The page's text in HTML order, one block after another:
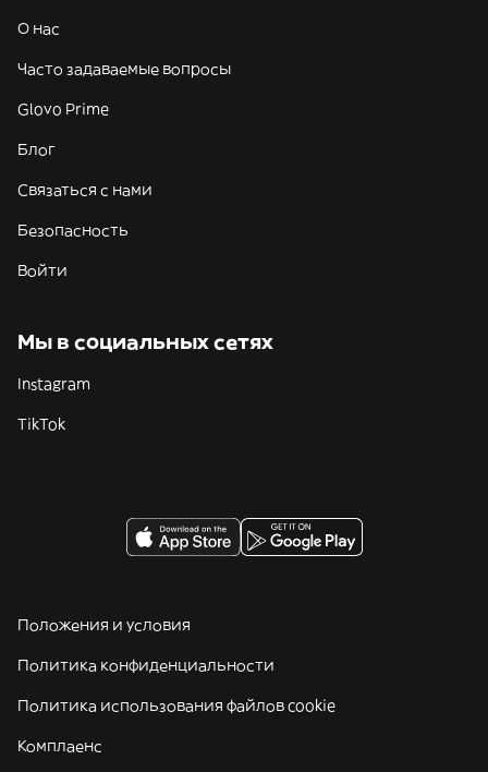
О нас
Часто задаваемые вопросы
Glovo Prime
Блог
Связаться с нами
Безопасность
Войти
Мы в социальных сетях
Instagram
TikTok
Положения и условия
Политика конфиденциальности
Политика использования файлов cookie
Комплаенс